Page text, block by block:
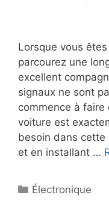
Lorsque vous
parcourez une
excellent
signaux ne sont
commence à
voiture est
besoin dans
et en installant …
Électronique